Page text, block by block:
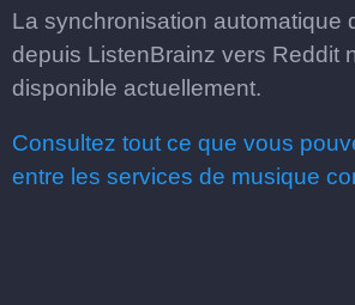
La synchronisation automatique
depuis ListenBrainz vers Reddit
disponible actuellement.
Consultez tout ce que vous
entre les services de musique